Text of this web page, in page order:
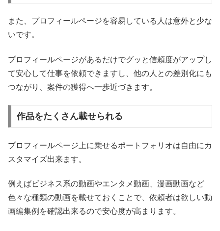
また、プロフィールページを容易している人は意外と少な
いです。
プロフィールページがあるだけでグッと信頼度がアップし
て安心して仕事を依頼できますし、他の人との差別化にも
つながり、案件の獲得へ一歩近づきます。
作品をたくさん載せられる
プロフィールページ上に乗せるポートフォリオは自由にカ
スタマイズ出来ます。
例えばビジネス系の動画やエンタメ動画、漫画動画など
色々な種類の動画を載せておくことで、依頼者は欲しい動
画編集例を確認出来るので安心度が高まります。